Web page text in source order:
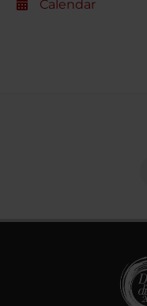
Calendar